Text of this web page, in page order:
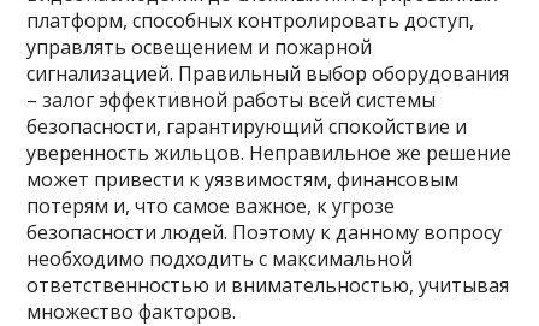
платформ, способных контролировать доступ,
управлять освещением и пожарной
сигнализацией. Правильный выбор оборудования
– залог эффективной работы всей системы
безопасности, гарантирующий спокойствие и
уверенность жильцов. Неправильное же решение
может привести к уязвимостям, финансовым
потерям и, что самое важное, к угрозе
безопасности людей. Поэтому к данному вопросу
необходимо подходить с максимальной
ответственностью и внимательностью, учитывая
множество факторов.